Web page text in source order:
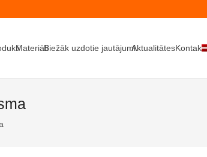
MateriāliBiežāk uzdotie jautājumiAktualitātesKontakti